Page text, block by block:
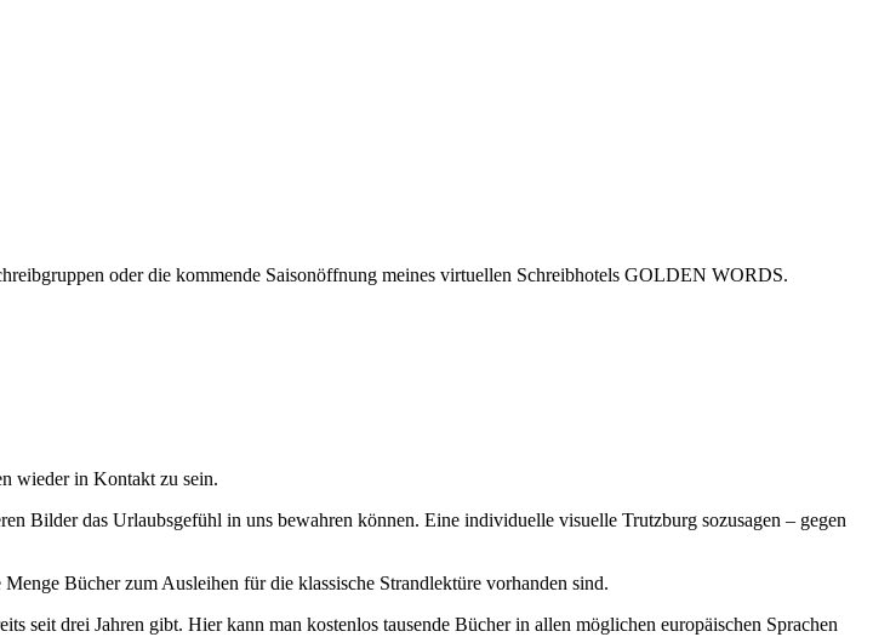
oder die kommende Saisonöffnung meines virtuellen Schreibhotels GOLDEN WORDS.
wieder in Kontakt zu sein.
Bilder das Urlaubsgefühl in uns bewahren können. Eine individuelle visuelle Trutzburg sozusagen – gegen
Bücher zum Ausleihen für die klassische Strandlektüre vorhanden sind.
drei Jahren gibt. Hier kann man kostenlos tausende Bücher in allen möglichen europäischen Sprachen